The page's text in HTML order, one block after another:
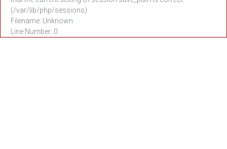
(/var/lib/php/sessions)
Filename: Unknown
Line Number: 0